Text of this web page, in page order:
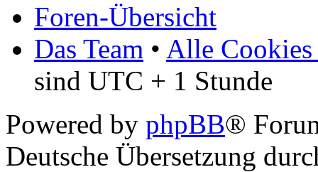
Foren-Übersicht
Das Team • Alle Cookies
sind UTC + 1 Stunde
Powered by phpBB®
Deutsche Übersetzung